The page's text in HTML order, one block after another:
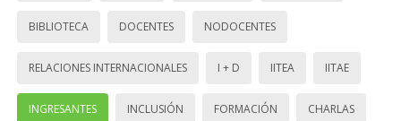
BIBLIOTECA DOCENTES NODOCENTES
RELACIONES INTERNACIONALES I + D IITEA IITAE
INGRESANTES INCLUSIÓN FORMACIÓN CHARLAS